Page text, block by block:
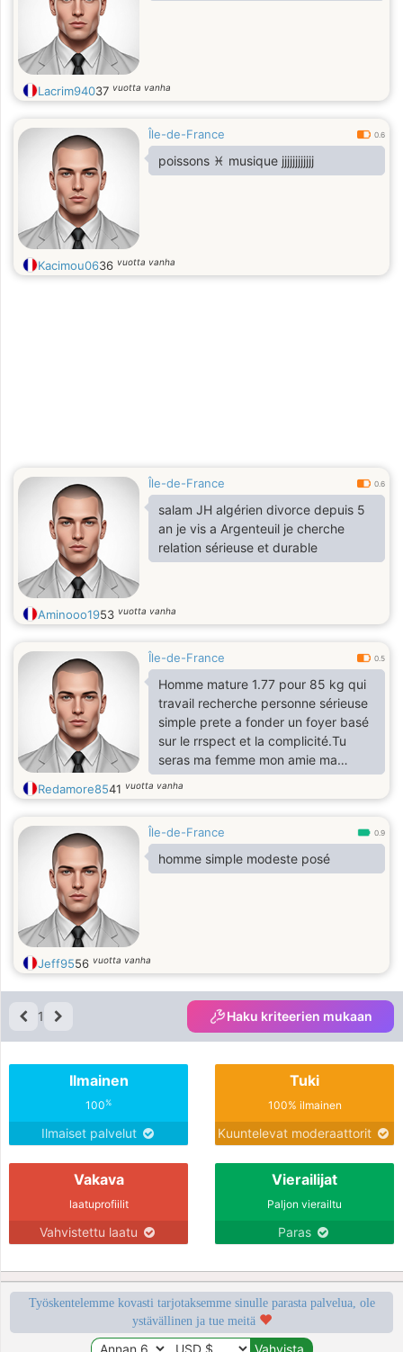
Lacrim94037 vuotta vanha
Île-de-France 0.6
poissons ♓️ musique jjjjjjjjjjjj
Kacimou0636 vuotta vanha
Île-de-France 0.6
salam JH algérien divorce depuis 5
an je vis a Argenteuil je cherche
relation sérieuse et durable
Aminooo1953 vuotta vanha
Île-de-France 0.5
Homme mature 1.77 pour 85 kg qui
travail recherche personne sérieuse
simple prete a fonder un foyer basé
sur le rrspect et la complicité.Tu
seras ma femme mon amie ma
cherie ma rose et moi tes épines
pour te proteger
Redamore8541 vuotta vanha
Île-de-France 0.9
homme simple modeste posé
Jeff9556 vuotta vanha
1 Haku kriteerien mukaan
Ilmainen
100%
Ilmaiset palvelut
Tuki
100% ilmainen
Kuuntelevat moderaattorit
Vakava
laatuprofiilit
Vahvistettu laatu
Vierailijat
Paljon vierailtu
Paras
Työskentelemme kovasti tarjotaksemme sinulle parasta palvelua, ole
ystävällinen ja tue meitä